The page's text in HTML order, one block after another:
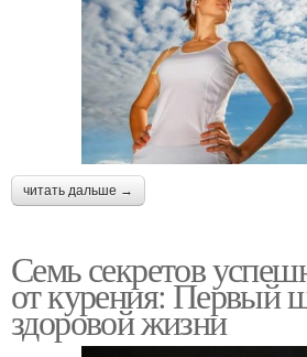
читать дальше →
Семь секретов
от курения: Первый
здоровой жизни